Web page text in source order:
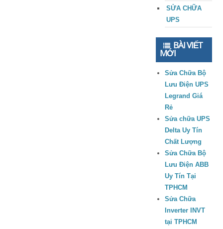
SỬA CHỮA
UPS
BÀI VIẾT
MỚI
Sửa Chữa Bộ
Lưu Điện UPS
Legrand Giá
Rẻ
Sửa chữa UPS
Delta Uy Tín
Chất Lượng
Sửa Chữa Bộ
Lưu Điện ABB
Uy Tín Tại
TPHCM
Sửa Chữa
Inverter INVT
tại TPHCM